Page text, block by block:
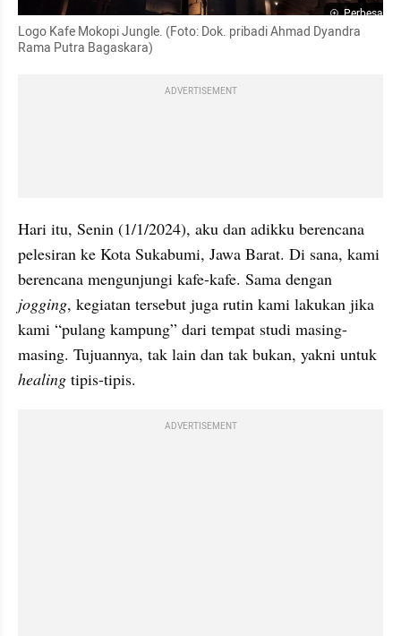
Perbesar
Logo Kafe Mokopi Jungle. (Foto: Dok. pribadi Ahmad Dyandra
Rama Putra Bagaskara)
ADVERTISEMENT
Hari itu, Senin (1/1/2024), aku dan adikku berencana
pelesiran ke Kota Sukabumi, Jawa Barat. Di sana, kami
jogging, kegiatan tersebut juga rutin kami lakukan jika
kami “pulang kampung” dari tempat studi masing-
healing tipis-tipis.
ADVERTISEMENT